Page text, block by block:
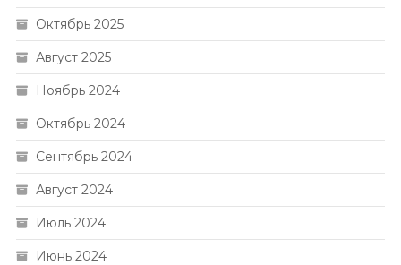
Октябрь 2025
Август 2025
Ноябрь 2024
Октябрь 2024
Сентябрь 2024
Август 2024
Июль 2024
Июнь 2024